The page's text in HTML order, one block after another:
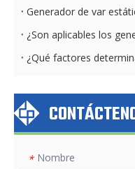
* Nombre